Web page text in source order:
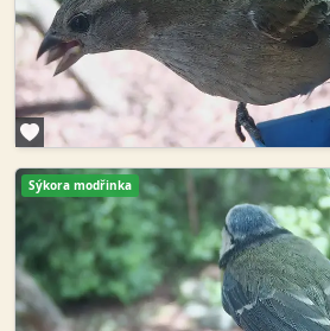
Sýkora modřinka